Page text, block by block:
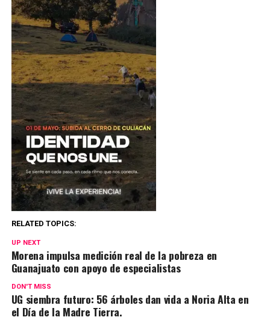
RELATED TOPICS:
UP NEXT
Morena impulsa medición real de la pobreza en
Guanajuato con apoyo de especialistas
DON'T MISS
UG siembra futuro: 56 árboles dan vida a Noria Alta en
el Día de la Madre Tierra.